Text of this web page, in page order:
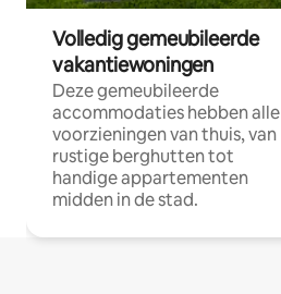
Volledig gemeubileerde
vakantiewoningen
Deze gemeubileerde
accommodaties hebben alle
voorzieningen van thuis, van
rustige berghutten tot
handige appartementen
midden in de stad.